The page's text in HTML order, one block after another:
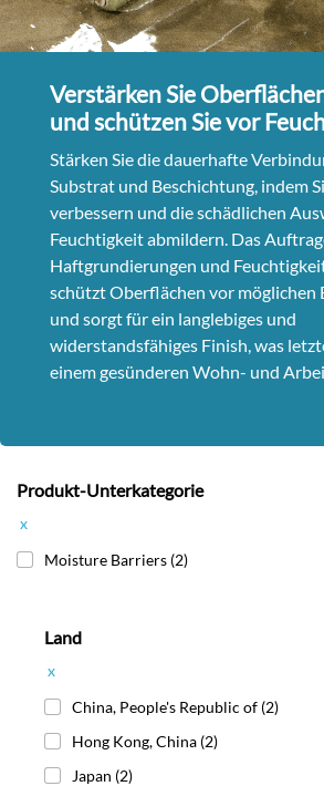
Verstärken Sie
und schützen Sie vor
Stärken Sie die dauerhafte
Substrat und Beschichtung, indem
verbessern und die schädlichen
Feuchtigkeit abmildern. Das
Haftgrundierungen und
schützt Oberflächen vor möglichen
und sorgt für ein langlebiges und
widerstandsfähiges Finish, was
einem gesünderen Wohn- und
Produkt-Unterkategorie
x
Moisture Barriers (2)
Land
x
China, People's Republic of (2)
Hong Kong, China (2)
Japan (2)